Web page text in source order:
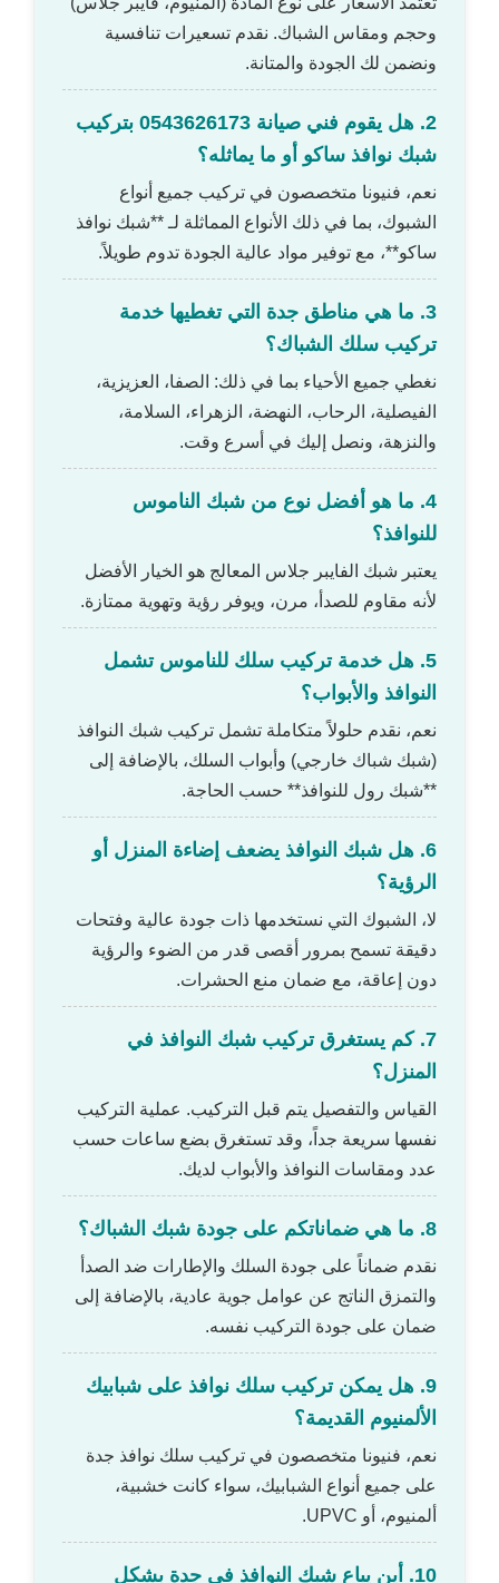
وحجم ومقاس الشباك. نقدم تسعيرات تنافسية
ونضمن لك الجودة والمتانة.
2. هل يقوم فني صيانة 0543626173 بتركيب
شبك نوافذ ساكو أو ما يماثله؟
نعم، فنيونا متخصصون في تركيب جميع أنواع
الشبوك، بما في ذلك الأنواع المماثلة لـ **شبك نوافذ
ساكو**، مع توفير مواد عالية الجودة تدوم طويلاً.
3. ما هي مناطق جدة التي تغطيها خدمة
تركيب سلك الشباك؟
نغطي جميع الأحياء بما في ذلك: الصفا، العزيزية،
الفيصلية، الرحاب، النهضة، الزهراء، السلامة،
والنزهة، ونصل إليك في أسرع وقت.
4. ما هو أفضل نوع من شبك الناموس
للنوافذ؟
يعتبر شبك الفايبر جلاس المعالج هو الخيار الأفضل
لأنه مقاوم للصدأ، مرن، ويوفر رؤية وتهوية ممتازة.
5. هل خدمة تركيب سلك للناموس تشمل
النوافذ والأبواب؟
نعم، نقدم حلولاً متكاملة تشمل تركيب شبك النوافذ
(شبك شباك خارجي) وأبواب السلك، بالإضافة إلى
**شبك رول للنوافذ** حسب الحاجة.
6. هل شبك النوافذ يضعف إضاءة المنزل أو
الرؤية؟
لا، الشبوك التي نستخدمها ذات جودة عالية وفتحات
دقيقة تسمح بمرور أقصى قدر من الضوء والرؤية
دون إعاقة، مع ضمان منع الحشرات.
7. كم يستغرق تركيب شبك النوافذ في
المنزل؟
القياس والتفصيل يتم قبل التركيب. عملية التركيب
نفسها سريعة جداً، وقد تستغرق بضع ساعات حسب
عدد ومقاسات النوافذ والأبواب لديك.
8. ما هي ضماناتكم على جودة شبك الشباك؟
نقدم ضماناً على جودة السلك والإطارات ضد الصدأ
والتمزق الناتج عن عوامل جوية عادية، بالإضافة إلى
ضمان على جودة التركيب نفسه.
9. هل يمكن تركيب سلك نوافذ على شبابيك
الألمنيوم القديمة؟
نعم، فنيونا متخصصون في تركيب سلك نوافذ جدة
على جميع أنواع الشبابيك، سواء كانت خشبية،
ألمنيوم، أو UPVC.
10. أين يباع شبك النوافذ في جدة بشكل